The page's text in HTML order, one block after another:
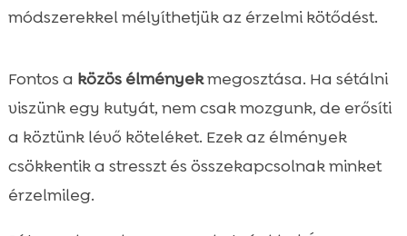
módszerekkel mélyíthetjük az érzelmi kötődést.
Fontos a közös élményekmegosztása. Ha sétálni
viszünk egy kutyát, nem csak mozgunk, de erősíti
a köztünk lévő köteléket. Ezek az élmények
csökkentik a stresszt és összekapcsolnak minket
érzelmileg.